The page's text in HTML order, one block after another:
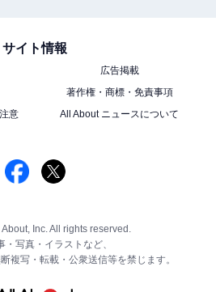
サイト情報
広告掲載
著作権・商標・免責事項
意
All About ニュースについて
Inc. All rights reserved.
・写真・イラストなど、
複写・転載・公衆送信等を禁じます。